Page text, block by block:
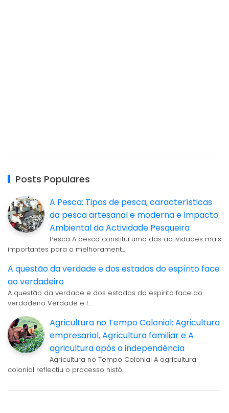
Posts Populares
A Pesca: Tipos de pesca, características
da pesca artesanal e moderna e Impacto
Ambiental da Actividade Pesqueira
Pesca A pesca constitui uma das actividades mais
importantes para o melhorament…
A questão da verdade e dos estados do espírito face
ao verdadeiro
A questão da verdade e dos estados do espírito face ao
verdadeiro Verdade e f…
Agricultura no Tempo Colonial: Agricultura
empresarial, Agricultura familiar e A
agricultura após a independência
Agricultura no Tempo Colonial A agricultura
colonial reflectiu o processo histó…